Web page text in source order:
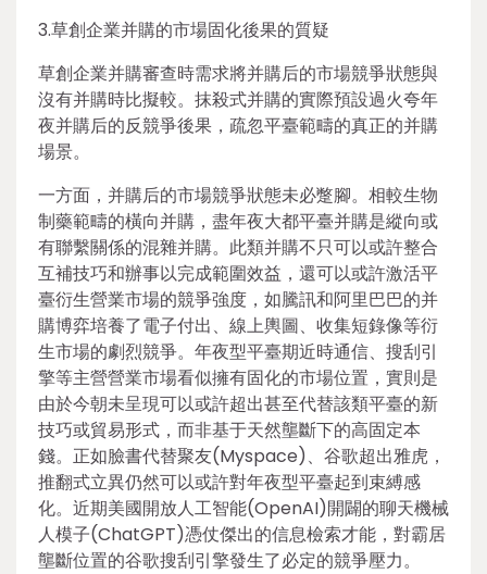
3.草創企業并購的市場固化後果的質疑
草創企業并購審查時需求將并購后的市場競爭狀態與
沒有并購時比擬較。抹殺式并購的實際預設過火夸年
夜并購后的反競爭後果，疏忽平臺範疇的真正的并購
場景。
一方面，并購后的市場競爭狀態未必蹩腳。相較生物
制藥範疇的橫向并購，盡年夜大都平臺并購是縱向或
有聯繫關係的混雜并購。此類并購不只可以或許整合
互補技巧和辦事以完成範圍效益，還可以或許激活平
臺衍生營業市場的競爭強度，如騰訊和阿里巴巴的并
購博弈培養了電子付出、線上輿圖、收集短錄像等衍
生市場的劇烈競爭。年夜型平臺期近時通信、搜刮引
擎等主營營業市場看似擁有固化的市場位置，實則是
由於今朝未呈現可以或許超出甚至代替該類平臺的新
技巧或貿易形式，而非基于天然壟斷下的高固定本
錢。正如臉書代替聚友(Myspace)、谷歌超出雅虎，
推翻式立異仍然可以或許對年夜型平臺起到束縛感
化。近期美國開放人工智能(OpenAI)開闢的聊天機械
人模子(ChatGPT)憑仗傑出的信息檢索才能，對霸居
壟斷位置的谷歌搜刮引擎發生了必定的競爭壓力。